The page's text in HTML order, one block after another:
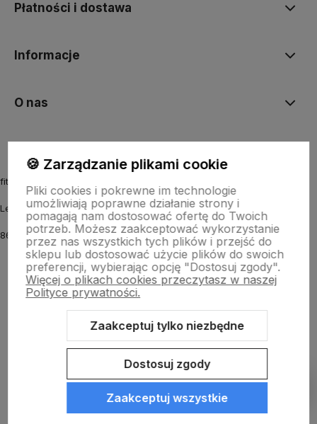
Płatności i dostawa
Informacje
O nas
fitmyhorse.pl Sklep jeździecki
Letnia 12
86-031 Osielsko k. Bydgoszczy
Sklep internetowy Shoper.pl Szablon Shoper Modern 3.0™
🍪 Zarządzanie plikami cookie
Pliki cookies i pokrewne im technologie
umożliwiają poprawne działanie strony i
pomagają nam dostosować ofertę do Twoich
potrzeb. Możesz zaakceptować wykorzystanie
przez nas wszystkich tych plików i przejść do
sklepu lub dostosować użycie plików do swoich
preferencji, wybierając opcję "Dostosuj zgody".
Więcej o plikach cookies przeczytasz w naszej
Polityce prywatności.
Zaakceptuj tylko niezbędne
Dostosuj zgody
Zaakceptuj wszystkie